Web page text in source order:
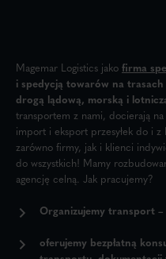
Magemar Logistics jako firma
i spedycją towarów na
drogą lądową, morską i
transportem z nami, docierają
import i eksport przesyłek do i
zarówno firmy, jak i klienci
do wszystkich! Mamy
agencję celną. Jak pracujemy?
Organizujemy transport
oferujemy bezpłatną